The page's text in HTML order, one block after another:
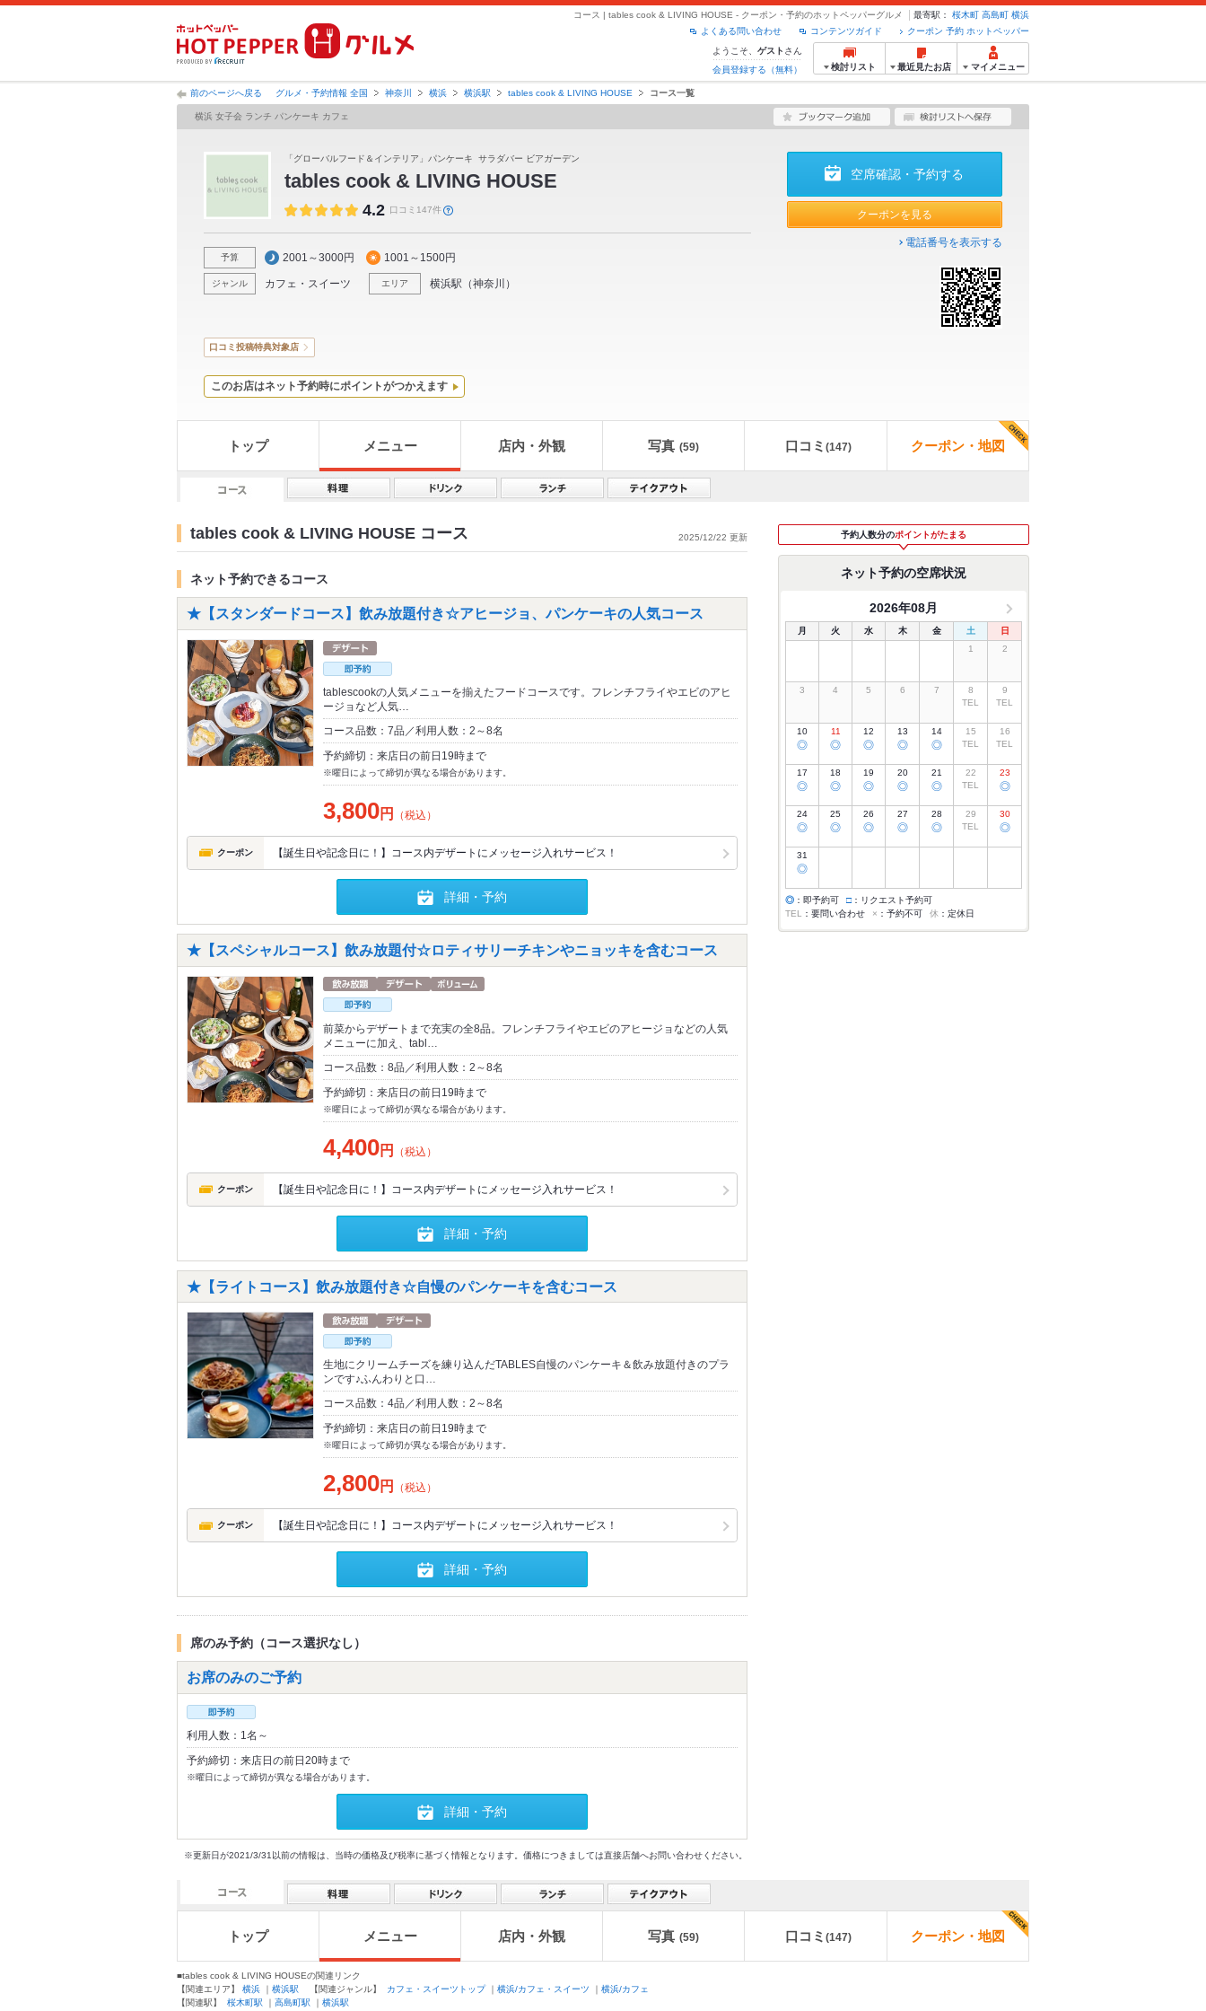
コース | tables cook & LIVING HOUSE - クーポン・予約のホットペッパーグルメ 最寄駅： 桜木町 高島町 横浜
クーポン 予約 ホットペッパー
コンテンツガイド
よくある問い合わせ
ようこそ、 ゲスト さん
会員登録する（無料）
検討リスト 最近見たお店 マイメニュー
前のページへ戻る グルメ・予約情報 全国 神奈川 横浜 横浜駅 tables cook & LIVING HOUSE コース一覧
横浜 女子会 ランチ パンケーキ カフェ
「グローバルフード＆インテリア」パンケーキ サラダバー ビアガーデン
tables cook & LIVING HOUSE
4.2 口コミ147件
予算 2001～3000円 1001～1500円
ジャンル カフェ・スイーツ エリア 横浜駅 （神奈川 ）
空席確認・予約する
クーポンを見る
電話番号を表示する
口コミ投稿特典対象店
このお店はネット予約時にポイントがつかえます
トップ メニュー 店内・外観 写真 (59) 口コミ (147) クーポン・地図
tables cook & LIVING HOUSE コース 2025/12/22 更新
ネット予約できるコース
★【スタンダードコース】飲み放題付き☆アヒージョ、パンケーキの人気コース
tablescookの人気メニューを揃えたフードコースです。フレンチフライやエビのアヒ
ージョなど人気…
コース品数：7品／利用人数：2～8名
予約締切：来店日の前日19時まで
※曜日によって締切が異なる場合があります。
3,800円 （税込）
クーポン 【誕生日や記念日に！】コース内デザートにメッセージ入れサービス！
詳細・予約
★【スペシャルコース】飲み放題付☆ロティサリーチキンやニョッキを含むコース
前菜からデザートまで充実の全8品。フレンチフライやエビのアヒージョなどの人気
メニューに加え、tabl…
コース品数：8品／利用人数：2～8名
予約締切：来店日の前日19時まで
※曜日によって締切が異なる場合があります。
4,400円 （税込）
クーポン 【誕生日や記念日に！】コース内デザートにメッセージ入れサービス！
詳細・予約
★【ライトコース】飲み放題付き☆自慢のパンケーキを含むコース
生地にクリームチーズを練り込んだTABLES自慢のパンケーキ＆飲み放題付きのプラ
ンです♪ふんわりと口…
コース品数：4品／利用人数：2～8名
予約締切：来店日の前日19時まで
※曜日によって締切が異なる場合があります。
2,800円 （税込）
クーポン 【誕生日や記念日に！】コース内デザートにメッセージ入れサービス！
詳細・予約
席のみ予約（コース選択なし）
お席のみのご予約
利用人数：1名～
予約締切：来店日の前日20時まで
※曜日によって締切が異なる場合があります。
詳細・予約
※更新日が2021/3/31以前の情報は、当時の価格及び税率に基づく情報となります。価格につきましては直接店舗へお問い合わせください。
予約人数分のポイントがたまる
ネット予約の空席状況
2026年08月
月 火 水 木 金 土
日
1
2
3 4 5 6 7
8
TEL
9
TEL
10
◎
11
◎
12
◎
13
◎
14
◎
15
TEL
16
TEL
17
◎
18
◎
19
◎
20
◎
21
◎
22
TEL
23
◎
24
◎
25
◎
26
◎
27
◎
28
◎
29
TEL
30
◎
31
◎
◎ ：即予約可 □ ：リクエスト予約可
TEL
：要問い合わせ × ：予約不可 休 ：定休日
トップ メニュー 店内・外観 写真 (59) 口コミ (147) クーポン・地図
■tables cook & LIVING HOUSEの関連リンク
【関連エリア】 横浜 ｜ 横浜駅 【関連ジャンル】 カフェ・スイーツトップ｜ 横浜/カフェ・スイーツ ｜ 横浜/カフェ
【関連駅】 桜木町駅 ｜ 高島町駅 ｜ 横浜駅